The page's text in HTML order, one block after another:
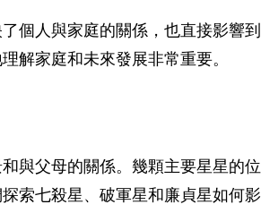
個人與家庭的關係，也直接影響到
解家庭和未來發展非常重要。
與父母的關係。幾顆主要星星的位
索七殺星、破軍星和廉貞星如何影